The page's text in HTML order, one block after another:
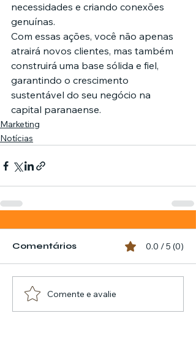
necessidades e criando conexões
genuínas.
Com essas ações, você não apenas
atrairá novos clientes, mas também
construirá uma base sólida e fiel,
garantindo o crescimento
sustentável do seu negócio na
capital paranaense.
Marketing
Notícias
Comentários 0.0 / 5 (0)
Comente e avalie